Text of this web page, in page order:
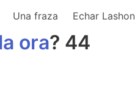
Una fraza Echar Lashon
la ora? 44